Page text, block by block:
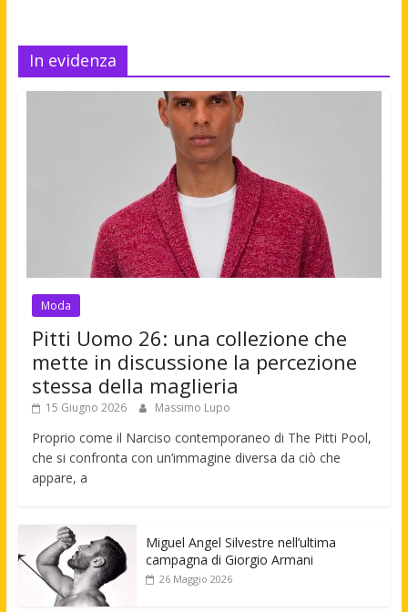
In evidenza
Moda
Pitti Uomo 26: una collezione che
mette in discussione la percezione
stessa della maglieria
15 Giugno 2026 Massimo Lupo
Proprio come il Narciso contemporaneo di The Pitti Pool,
che si confronta con un’immagine diversa da ciò che
appare, a
Miguel Angel Silvestre nell’ultima
campagna di Giorgio Armani
26 Maggio 2026